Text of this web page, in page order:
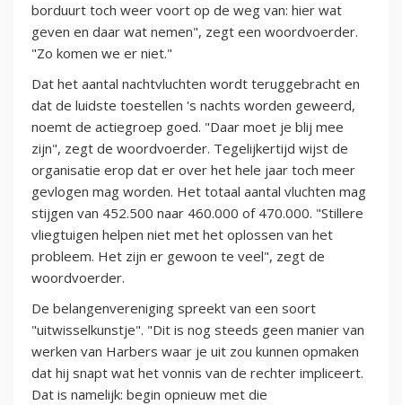
borduurt toch weer voort op de weg van: hier wat
geven en daar wat nemen", zegt een woordvoerder.
"Zo komen we er niet."
Dat het aantal nachtvluchten wordt teruggebracht en
dat de luidste toestellen 's nachts worden geweerd,
noemt de actiegroep goed. "Daar moet je blij mee
zijn", zegt de woordvoerder. Tegelijkertijd wijst de
organisatie erop dat er over het hele jaar toch meer
gevlogen mag worden. Het totaal aantal vluchten mag
stijgen van 452.500 naar 460.000 of 470.000. "Stillere
vliegtuigen helpen niet met het oplossen van het
probleem. Het zijn er gewoon te veel", zegt de
woordvoerder.
De belangenvereniging spreekt van een soort
"uitwisselkunstje". "Dit is nog steeds geen manier van
werken van Harbers waar je uit zou kunnen opmaken
dat hij snapt wat het vonnis van de rechter impliceert.
Dat is namelijk: begin opnieuw met die